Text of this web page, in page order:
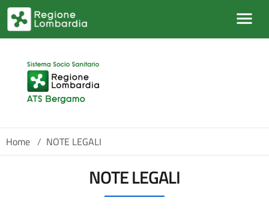
Salta al contenuto principale
Home / NOTE LEGALI
NOTE LEGALI